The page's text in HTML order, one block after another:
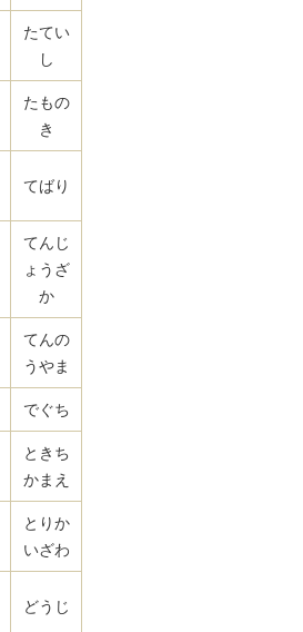
たてい
し
たもの
き
てばり
てんじ
ょうざ
か
てんの
うやま
でぐち
ときち
かまえ
とりか
いざわ
どうじ